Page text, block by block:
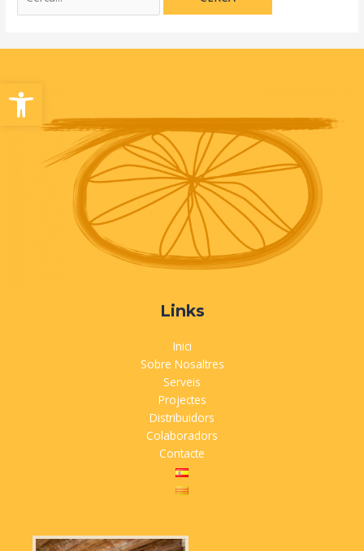
Links
Inici
Sobre Nosaltres
Serveis
Projectes
Distribuidors
Colaboradors
Contacte
Obre la barra d'eines